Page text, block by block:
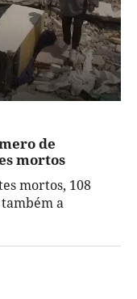
de
mortos
mortos, 108
a